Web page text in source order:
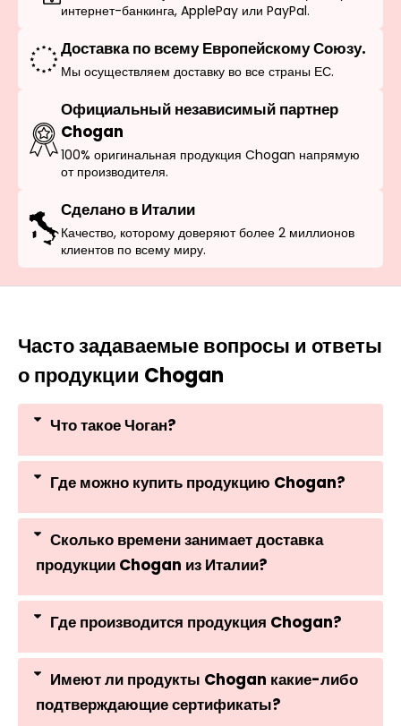
интернет-банкинга, ApplePay или PayPal.
Доставка по всему Европейскому Союзу.
Мы осуществляем доставку во все страны ЕС.
Официальный независимый партнер
Chogan
100% оригинальная продукция Chogan напрямую
от производителя.
Сделано в Италии
Качество, которому доверяют более 2 миллионов
клиентов по всему миру.
Часто задаваемые вопросы и ответы
о продукции Chogan
Что такое Чоган?
Где можно купить продукцию Chogan?
Сколько времени занимает доставка
продукции Chogan из Италии?
Где производится продукция Chogan?
Имеют ли продукты Chogan какие-либо
подтверждающие сертификаты?